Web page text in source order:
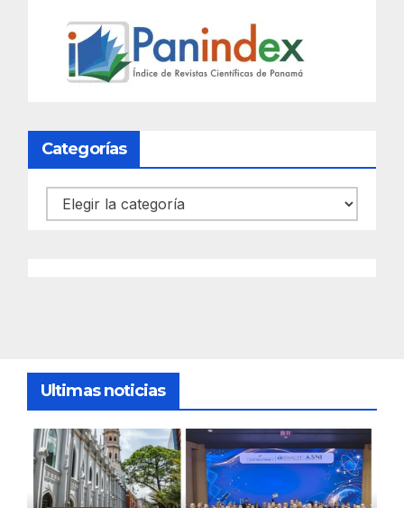
Categorías
Categorías
Ultimas noticias